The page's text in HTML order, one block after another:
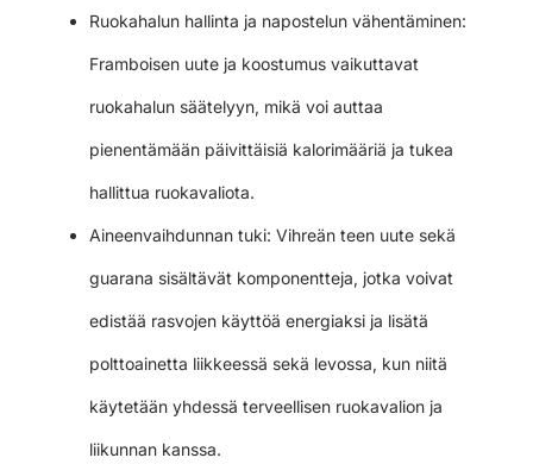
Ruokahalun hallinta ja napostelun vähentäminen:
Framboisen uute ja koostumus vaikuttavat
ruokahalun säätelyyn, mikä voi auttaa
pienentämään päivittäisiä kalorimääriä ja tukea
hallittua ruokavaliota.
Aineenvaihdunnan tuki: Vihreän teen uute sekä
guarana sisältävät komponentteja, jotka voivat
edistää rasvojen käyttöä energiaksi ja lisätä
polttoainetta liikkeessä sekä levossa, kun niitä
käytetään yhdessä terveellisen ruokavalion ja
liikunnan kanssa.